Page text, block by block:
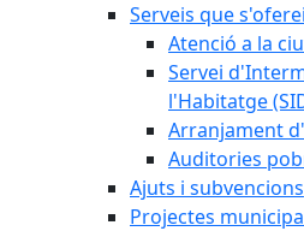
Serveis que
Atenció a la
Servei
l'Habitatge
Arranjament
Auditories
Ajuts i subvencions
Projectes